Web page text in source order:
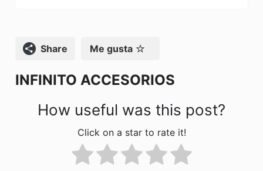
o
k
Compartir Me gusta
INFINITO ACCESORIOS
How useful was this post?
Click on a star to rate it!